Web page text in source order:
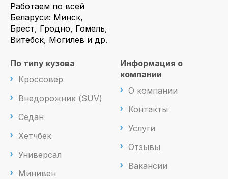
Работаем по всей
Беларуси: Минск,
Брест, Гродно, Гомель,
Витебск, Могилев и др.
По типу кузова
Кроссовер
Внедорожник (SUV)
Седан
Хетчбек
Универсал
Минивен
Информация о
компании
О компании
Контакты
Услуги
Отзывы
Вакансии